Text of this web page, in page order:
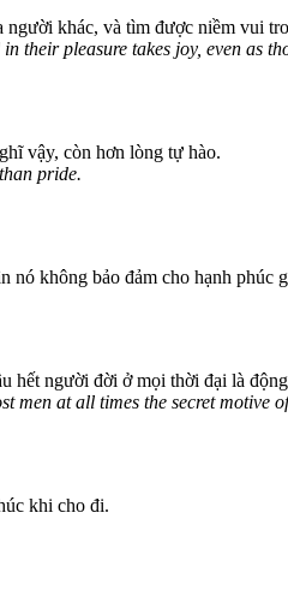
khác, và tìm được niềm vui
their pleasure takes joy, even as
vậy, còn hơn lòng tự hào.
pride.
nó không bảo đảm cho hạnh phúc
hết người đời ở mọi thời đại là
men at all times the secret motive
khi cho đi.